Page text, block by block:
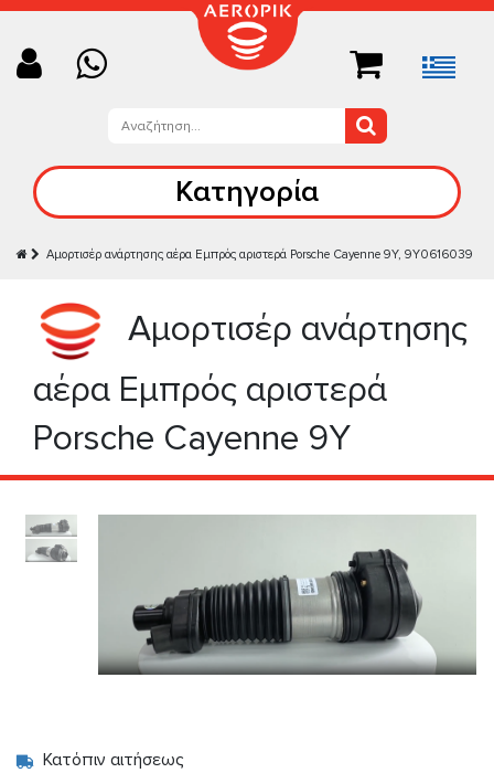
Κατηγορία
Αμορτισέρ ανάρτησης αέρα Εμπρός αριστερά Porsche Cayenne 9Y, 9Y0616039
Αμορτισέρ ανάρτησης
αέρα Εμπρός αριστερά
Porsche Cayenne 9Y
Κατόπιν αιτήσεως